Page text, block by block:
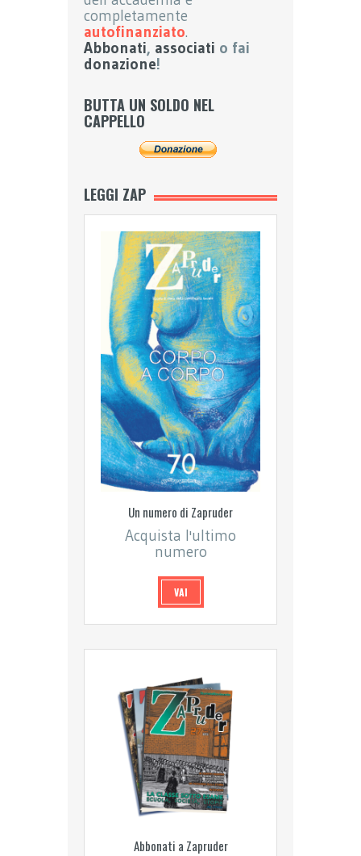
completamente
autofinanziato.
Abbonati, associati o fai
donazione!
BUTTA UN SOLDO NEL
CAPPELLO
LEGGI ZAP
Un numero di Zapruder
Acquista l'ultimo
numero
VAI
Abbonati a Zapruder